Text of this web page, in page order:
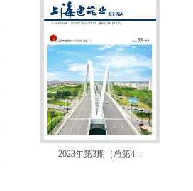
2023年第3期（总第4...